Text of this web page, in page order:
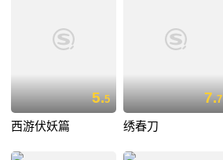
5.5
西游伏妖篇
7.7
绣春刀